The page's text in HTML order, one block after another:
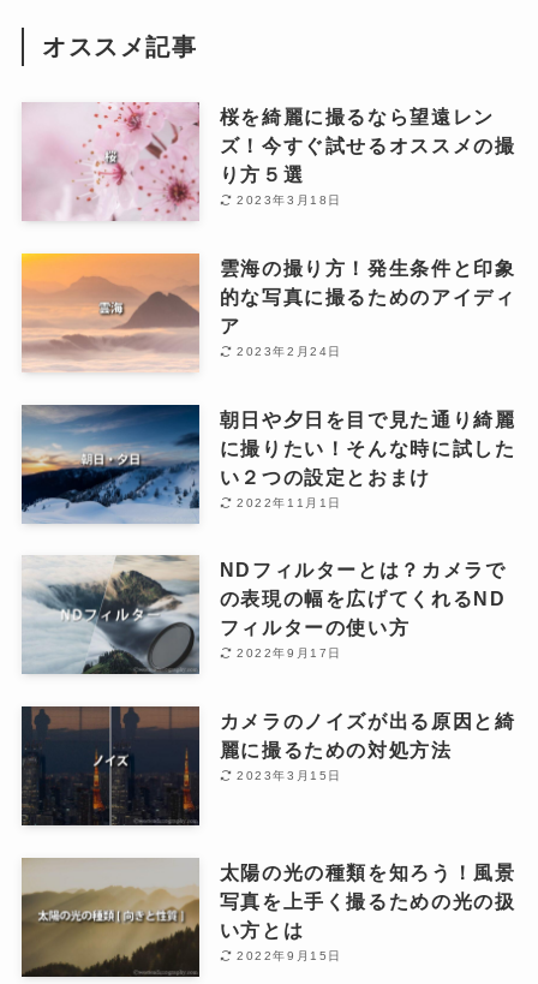
オススメ記事
桜を綺麗に撮るなら望遠レン
ズ！今すぐ試せるオススメの撮
り方５選
2023年3月18日
雲海の撮り方！発生条件と印象
的な写真に撮るためのアイディ
ア
2023年2月24日
朝日や夕日を目で見た通り綺麗
に撮りたい！そんな時に試した
い２つの設定とおまけ
2022年11月1日
NDフィルターとは？カメラで
の表現の幅を広げてくれるND
フィルターの使い方
2022年9月17日
カメラのノイズが出る原因と綺
麗に撮るための対処方法
2023年3月15日
太陽の光の種類を知ろう！風景
写真を上手く撮るための光の扱
い方とは
2022年9月15日